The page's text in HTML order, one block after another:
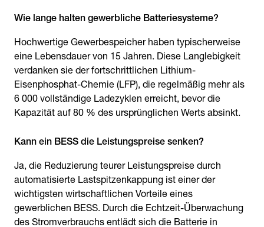
Wie lange halten gewerbliche Batteriesysteme?
Hochwertige Gewerbespeicher haben typischerweise
eine Lebensdauer von 15 Jahren. Diese Langlebigkeit
verdanken sie der fortschrittlichen Lithium-
Eisenphosphat-Chemie (LFP), die regelmäßig mehr als
6 000 vollständige Ladezyklen erreicht, bevor die
Kapazität auf 80 % des ursprünglichen Werts absinkt.
Kann ein BESS die Leistungspreise senken?
Ja, die Reduzierung teurer Leistungspreise durch
automatisierte Lastspitzenkappung ist einer der
wichtigsten wirtschaftlichen Vorteile eines
gewerblichen BESS. Durch die Echtzeit-Überwachung
des Stromverbrauchs entlädt sich die Batterie in